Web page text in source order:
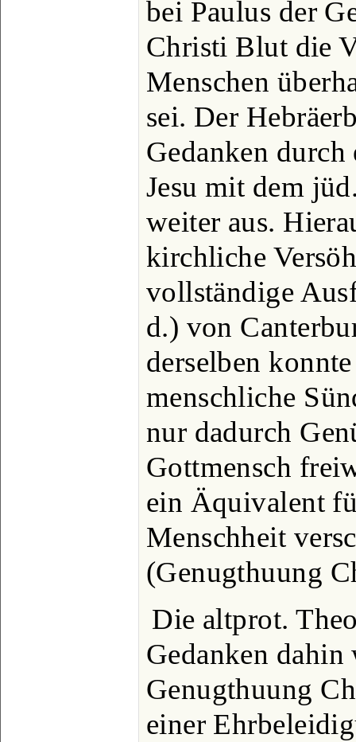
bei Paulus der
Christi Blut die
Menschen
sei. Der
Gedanken durch
Jesu mit dem
weiter aus.
kirchliche
vollständige
d.) von
derselben
menschliche
nur dadurch
Gottmensch
ein Äquivalent
Menschheit
(Genugthuung
Die altprot.
Gedanken dahin
Genugthuung
einer